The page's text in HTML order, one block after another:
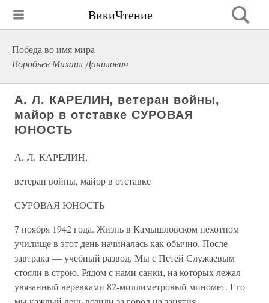
ВикиЧтение
Победа во имя мира
Воробьев Михаил Данилович
А. Л. КАРЕЛИН, ветеран войны,
майор в отставке СУРОВАЯ
ЮНОСТЬ
А. Л. КАРЕЛИН,
ветеран войны, майор в отставке
СУРОВАЯ ЮНОСТЬ
7 ноября 1942 года. Жизнь в Камышловском пехотном
училище в этот день начиналась как обычно. После
завтрака — учебный развод. Мы с Петей Служаевым
стояли в строю. Рядом с нами санки, на которых лежал
увязанный веревками 82-миллиметровый миномет. Его